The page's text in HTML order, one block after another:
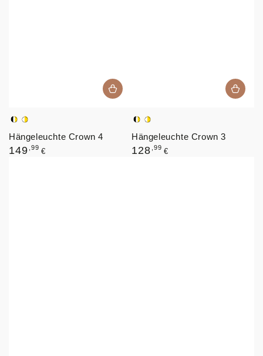
Schwarz,
Weiß,
Gold
Weiß,
Gold
Hängeleuchte Crown 4
Regulärer
149 ,99 €
Schwarz,
Weiß,
Gold
Weiß,
Gold
Hängeleuchte Crown 3
Regulärer
128 ,99 €